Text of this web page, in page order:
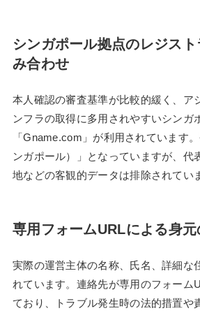
シンガポール拠点のレジスト
み合わせ
本人確認の審査基準が比較的緩く、ア
ンフラの取得に多用されやすいシンガ
「Gname.com」が利用されています
ンガポール）」となっていますが、代
地などの客観的データは排除されてい
専用フォームURLによる身元
実際の運営主体の名称、氏名、詳細な
れています。連絡先が専用のフォーム
ており、トラブル発生時の法的措置や